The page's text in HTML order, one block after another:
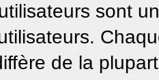
sont
de la